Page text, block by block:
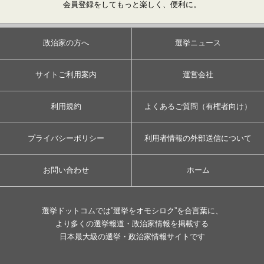
会員登録をしてもっと楽しく、便利に。
政治家の方へ 選挙ニュース
サイトご利用案内 運営会社
利用規約 よくあるご質問（有権者向け）
プライバシーポリシー 利用者情報の外部送信について
お問い合わせ ホーム
選挙ドットコムでは”選挙をオモシロク”を合言葉に、
より多くの選挙報道・政治家情報を掲載する
日本最大級の選挙・政治家情報サイトです